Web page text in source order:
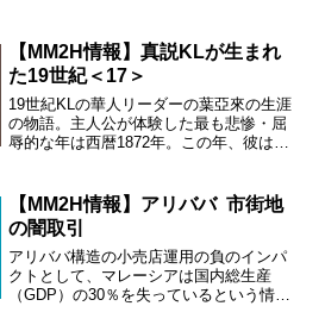
部隊の立場に立たされます。
【MM2H情報】真説KLが生まれ
た19世紀＜17＞
19世紀KLの華人リーダーの葉亞來の生涯
の物語。主人公が体験した最も悲惨・屈
辱的な年は西暦1872年。この年、彼は、
華人集団には責任はありませんでした。
【MM2H情報】アリババ 市街地
の闇取引
アリババ構造の小売店運用の負のインパ
クトとして、マレーシアは国内総生産
（GDP）の30％を失っているという情報